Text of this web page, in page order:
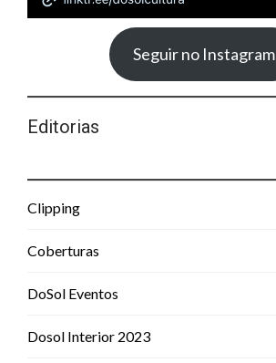
Seguir no Instagram
Editorias
Clipping
Coberturas
DoSol Eventos
Dosol Interior 2023